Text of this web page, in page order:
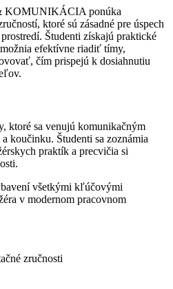
KOMUNIKÁCIA ponúka
ktoré sú zásadné pre úspech
Študenti získajú praktické
efektívne riadiť tímy,
čím prispejú k dosiahnutiu
ktoré sa venujú komunikačným
koučinku. Študenti sa zoznámia
praktík a precvičia si
všetkými kľúčovými
v modernom pracovnom
zručnosti